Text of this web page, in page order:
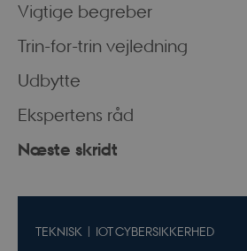
Vigtige begreber
Trin-for-trin vejledning
Udbytte
Ekspertens råd
Næste skridt
TEKNISK IOT CYBERSIKKERHED